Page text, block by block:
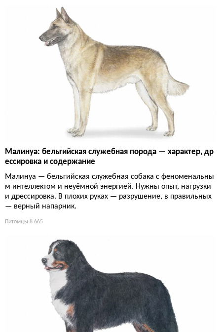
Малинуа: бельгийская служебная порода — характер, др
ессировка и содержание
Малинуа — бельгийская служебная собака с феноменальны
м интеллектом и неуёмной энергией. Нужны опыт, нагрузки
и дрессировка. В плохих руках — разрушение, в правильных
— верный напарник.
Питомцы 8 665